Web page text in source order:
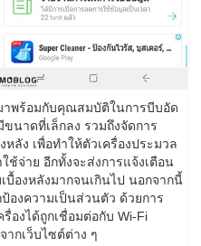
าพร้อมกับคุณสมบัติในการบีบอัด
นาดที่เล็กลง รวมถึงจัดการ
ลัง เพื่อทำให้ตัวเครื่องประมวล
ช้จ่าย อีกทั้งจะส่งการแจ้งเตือน
บื้องหลังมากจนเกินไป นอกจากนี้
องความเป็นส่วนตัว ด้วยการ
องได้ถูกเชื่อมต่อกับ Wi-Fi
กเว็บไซต์ต่าง ๆ